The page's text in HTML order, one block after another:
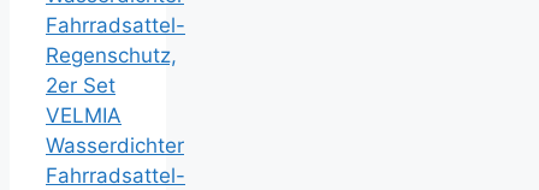
VELMIA
Wasserdichter
Fahrradsattel-